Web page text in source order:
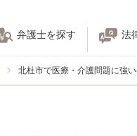
弁護士を探す 法
北杜市で医療・介護問題に強